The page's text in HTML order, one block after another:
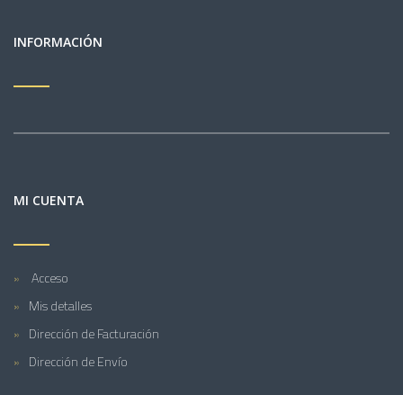
INFORMACIÓN
MI CUENTA
Acceso
Mis detalles
Dirección de Facturación
Dirección de Envío